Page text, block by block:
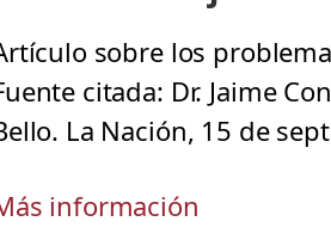
sobre los
citada: Dr. Jaime
La Nación, 15 de
información